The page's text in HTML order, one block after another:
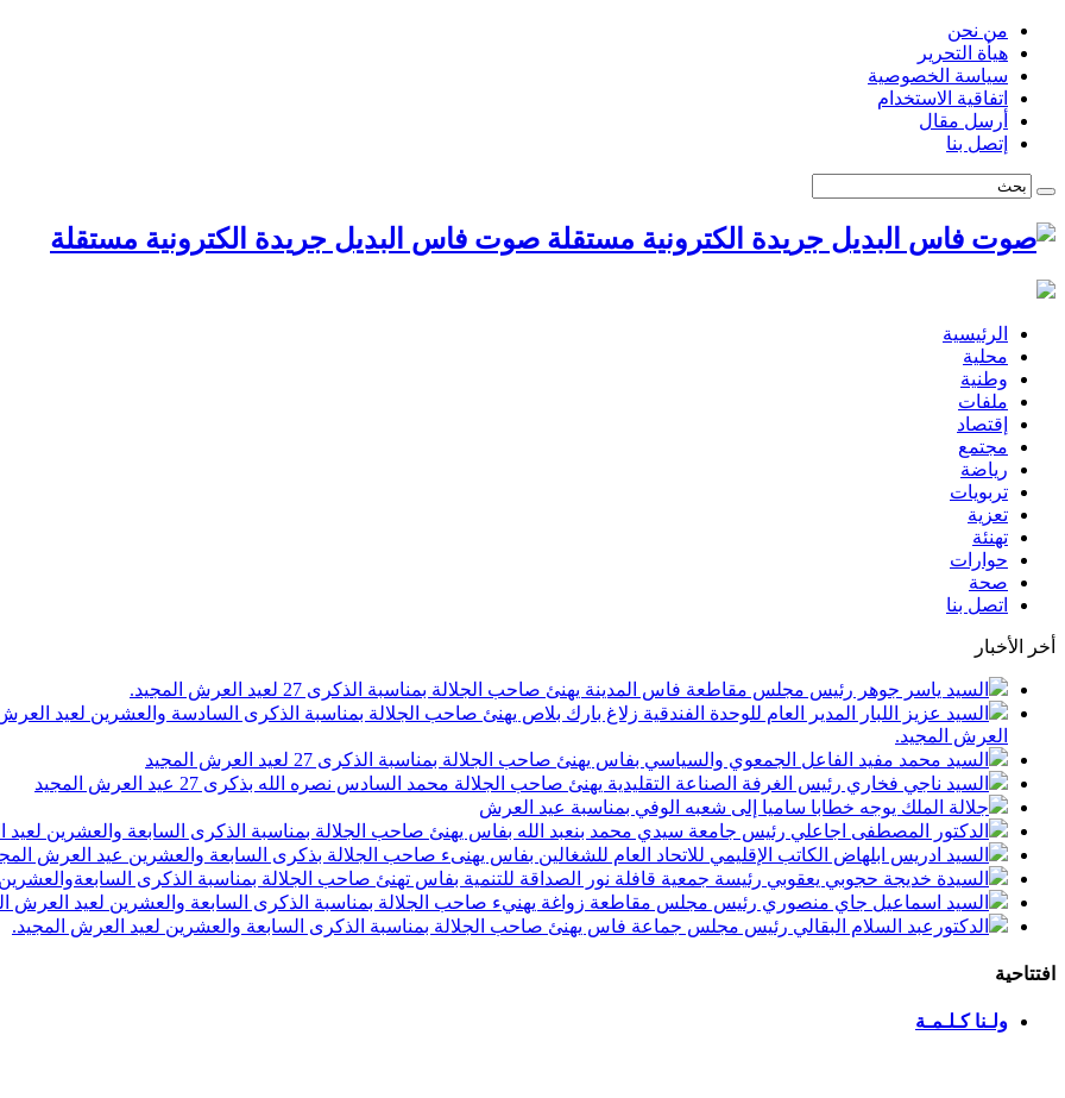
من نحن
هيأة التحرير
سياسة الخصوصية
اتفاقية الاستخدام
أرسل مقال
إتصل بنا
صوت فاس البديل جريدة الكترونية مستقلة
الرئيسية
محلية
وطنية
ملفات
إقتصاد
مجتمع
رياضة
تربويات
تعزية
تهنئة
حوارات
صحة
اتصل بنا
أخر الأخبار
السيد ياسر جوهر رئيس مجلس مقاطعة فاس المدينة يهنئ صاحب الجلالة بمناسبة الذكرى 27 لعيد العرش المجيد.
السيد عزيز اللبار المدير العام للوحدة الفندقية زلاغ بارك بلاص يهنئ صاحب الجلالة بمناسبة الذكرى السادسة والعشرين لعيد
العرش المجيد.
السيد محمد مفيد الفاعل الجمعوي والسياسي بفاس يهنئ صاحب الجلالة بمناسبة الذكرى 27 لعيد العرش المجيد
السيد ناجي فخاري رئيس الغرفة الصناعة التقليدية يهنئ صاحب الجلالة محمد السادس نصره الله بذكرى 27 عيد العرش المجيد
جلالة الملك يوجه خطابا ساميا إلى شعبه الوفي بمناسبة عيد العرش
الدكتور المصطفى اجاعلي رئيس جامعة سيدي محمد بنعبد الله بفاس يهنئ صاحب الجلالة بمناسبة الذكرى السابعة والعشرين لعيد
السيد ادريس ابلهاض الكاتب الإقليمي للاتحاد العام للشغالين بفاس يهنىء صاحب الجلالة بذكرى السابعة والعشرين عيد العرش
السيدة خديجة حجوبي يعقوبي رئيسة جمعية قافلة نور الصداقة للتنمية بفاس تهنئ صاحب الجلالة بمناسبة الذكرى
السيد اسماعيل جاي منصوري رئيس مجلس مقاطعة زواغة يهنيء صاحب الجلالة بمناسبة الذكرى السابعة والعشرين لعيد العرش
الدكتورعبد السلام البقالي رئيس مجلس جماعة فاس يهنئ صاحب الجلالة بمناسبة الذكرى السابعة والعشرين لعيد العرش المجيد.
افتتاحية
ولـنا كـلـمـة